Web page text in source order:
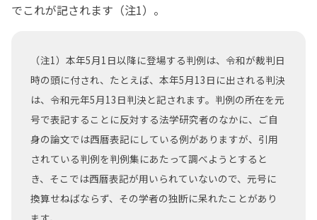
でこれが記されます（注1）。
（注1）本年5月1日以降に登場する判例は、令和が裁判日
時の頭に付され、たとえば、本年5月13日に出される判決
は、令和元年5月13日判決と記されます。判例の所在を元
号で表記することに反対する法学研究者のなかに、ご自
身の論文では西暦表記にしている例がありますが、引用
されている判例を判例集にあたって調べようとすると
き、そこでは西暦表記が用いられていないので、元号に
換算せねばならず、その学者の独断に呆れたことがあり